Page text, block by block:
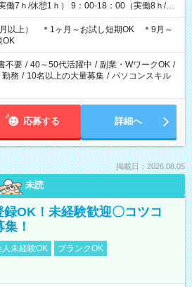
働7ｈ/休憩1ｈ） 9：00-18：00（実働8ｈ/休
（実働8ｈ/休憩1ｈ） ●朝ゆっくり派
働8ｈ/休憩1ｈ） 12：00-20：00（実働7ｈ/
21：00（実働8ｈ/休憩1ｈ） 13：00-22：
00（実働8ｈ/休憩1ｈ） ＊時間帯固定OK
以上） ＊1ヶ月～お試し短期OK ＊9月～
OK
不要 / 40～50代活躍中 / 副業・WワークOK /
勤務 / 10名以上の大量募集 / パソコンスキル
応募する 詳細へ
掲載日：2026.08.05
未読
OK！未経験歓迎〇コツコ
！
人未経験OK
ブランクOK